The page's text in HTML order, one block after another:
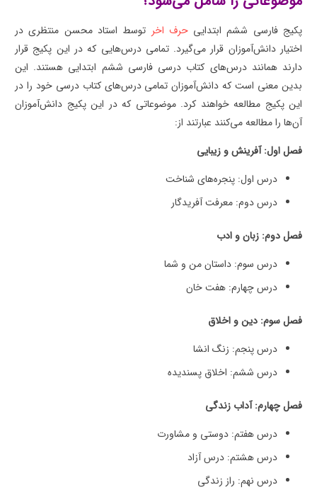
پکیج فارسی ششم ابتداییحرف اخر توسط استاد محسن منتظری در
اختیار دانش‌آموزان قرار می‌گیرد. تمامی درس‌هایی که در این پکیج قرار
دارند همانند درس‌های کتاب درسی فارسی ششم ابتدایی هستند. این
بدین معنی است که دانش‌آموزان تمامی درس‌های کتاب درسی خود را در
این پکیج مطالعه خواهند کرد. موضوعاتی که در این پکیج دانش‌آموزان
آن‌ها را مطالعه می‌کنند عبارتند از:
فصل اول: آفرینش و زیبایی
درس اول: پنجره‌های شناخت
درس دوم: معرفت آفریدگار
فصل دوم: زبان و ادب
درس سوم: داستان من و شما
درس چهارم: هفت خان
فصل سوم: دین و اخلاق
درس پنجم: زنگ انشا
درس ششم: اخلاق پسندیده
فصل چهارم: آداب زندگی
درس هفتم: دوستی و مشاورت
درس هشتم: درس آزاد
درس نهم: راز زندگی